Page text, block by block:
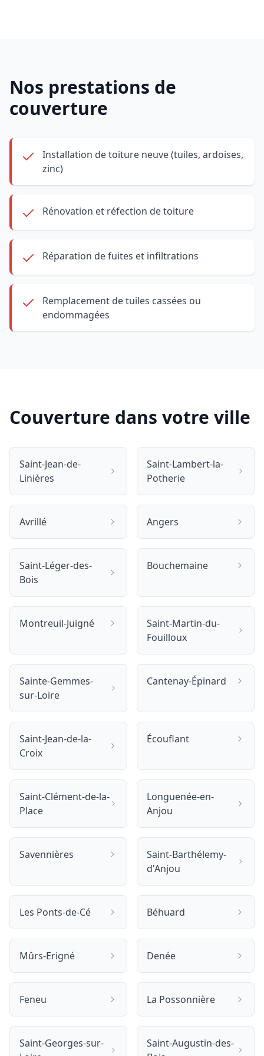
Nos prestations de
couverture
Installation de toiture neuve (tuiles, ardoises,
zinc)
Rénovation et réfection de toiture
Réparation de fuites et infiltrations
Remplacement de tuiles cassées ou
endommagées
Couverture dans votre ville
Saint-Jean-de-
Linières
Saint-Lambert-la-
Potherie
Avrillé Angers
Saint-Léger-des-
Bois
Bouchemaine
Montreuil-Juigné
Saint-Martin-du-
Fouilloux
Sainte-Gemmes-
sur-Loire
Cantenay-Épinard
Saint-Jean-de-la-
Croix
Écouflant
Saint-Clément-de-la-
Place
Longuenée-en-
Anjou
Savennières
Saint-Barthélemy-
d'Anjou
Les Ponts-de-Cé Béhuard
Mûrs-Erigné Denée
Feneu La Possonnière
Saint-Georges-sur-
Saint-Augustin-des-